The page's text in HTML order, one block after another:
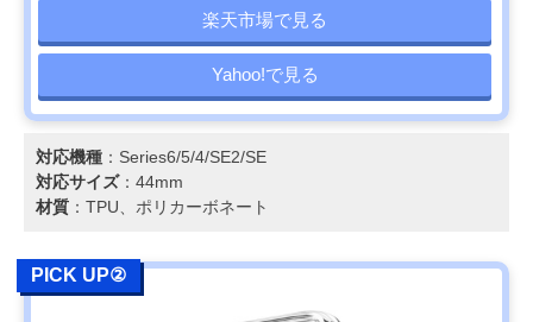
楽天市場で見る
Yahoo!で見る
対応機種 ：Series6/5/4/SE2/SE
対応サイズ：44mm
材質 ：TPU、ポリカーボネート
PICK UP②